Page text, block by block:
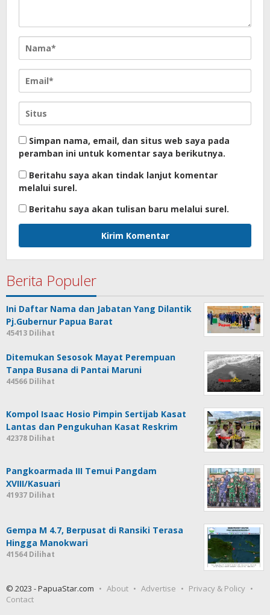
Simpan nama, email, dan situs web saya pada
peramban ini untuk komentar saya berikutnya.
Beritahu saya akan tindak lanjut komentar
melalui surel.
Beritahu saya akan tulisan baru melalui surel.
Berita Populer
Ini Daftar Nama dan Jabatan Yang Dilantik
Pj.Gubernur Papua Barat
45413 Dilihat
Ditemukan Sesosok Mayat Perempuan
Tanpa Busana di Pantai Maruni
44566 Dilihat
Kompol Isaac Hosio Pimpin Sertijab Kasat
Lantas dan Pengukuhan Kasat Reskrim
42378 Dilihat
Pangkoarmada III Temui Pangdam
XVIII/Kasuari
41937 Dilihat
Gempa M 4.7, Berpusat di Ransiki Terasa
Hingga Manokwari
41564 Dilihat
© 2023 - PapuaStar.com About Advertise
Privacy & Policy
Contact